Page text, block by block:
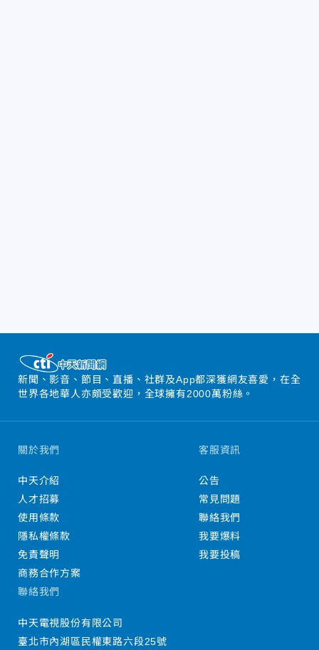
新聞、影音、節目、直播、社群及App都深獲網友喜愛，在全
世界各地華人亦頗受歡迎，全球擁有2000萬粉絲。
關於我們
中天介紹
人才招募
使用條款
隱私權條款
免責聲明
商務合作方案
客服資訊
公告
常見問題
聯絡我們
我要爆料
我要投稿
聯絡我們
中天電視股份有限公司
臺北市內湖區民權東路六段25號